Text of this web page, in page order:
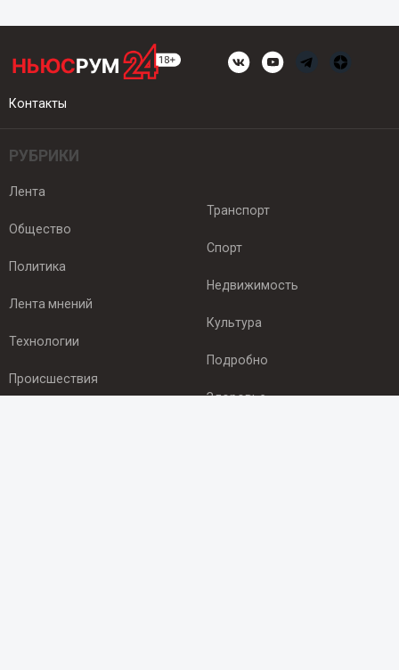
Контакты
РУБРИКИ
Лента
Общество
Политика
Лента мнений
Технологии
Происшествия
Транспорт
Спорт
Недвижимость
Культура
Подробно
Здоровье